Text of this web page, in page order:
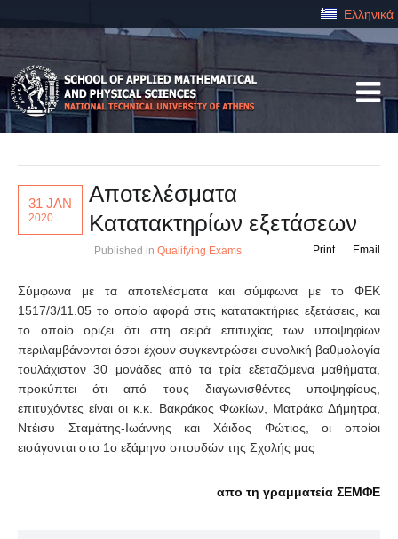
Ελληνικά
31 JAN
2020
Αποτελέσματα
Κατατακτηρίων εξετάσεων
Published in Qualifying Exams Email
Print
Σύμφωνα με τα αποτελέσματα και σύμφωνα με το ΦΕΚ
1517/3/11.05 το οποίο αφορά στις κατατακτήριες εξετάσεις, και
το οποίο ορίζει ότι στη σειρά επιτυχίας των υποψηφίων
περιλαμβάνονται όσοι έχουν συγκεντρώσει συνολική βαθμολογία
τουλάχιστον 30 μονάδες από τα τρία εξεταζόμενα μαθήματα,
προκύπτει ότι από τους διαγωνισθέντες υποψηφίους,
επιτυχόντες είναι οι κ.κ. Βακράκος Φωκίων, Ματράκα Δήμητρα,
Ντέισυ Σταμάτης-Ιωάννης και Χάιδος Φώτιος, οι οποίοι
εισάγονται στο 1ο εξάμηνο σπουδών της Σχολής μας
απο τη γραμματεία ΣΕΜΦΕ